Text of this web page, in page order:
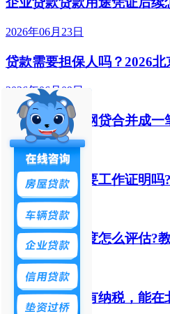
2026年06月23日
贷款需要担保人吗？2026
2026年06月09日
北京多笔零散网贷合并成
2026年06月04日
北京信用贷需要工作证明
2026年05月28日
北京信用贷额度怎么评估?
2026年05月20日
没有开票、没有纳税，能